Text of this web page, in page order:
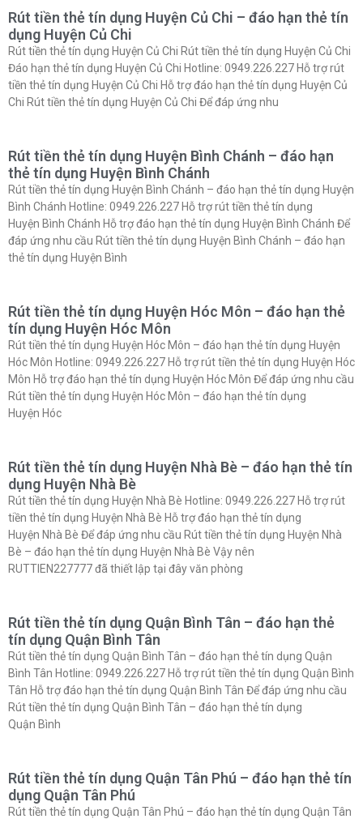
Rút tiền thẻ tín dụng Huyện Củ Chi – đáo hạn thẻ tín
dụng Huyện Củ Chi
Rút tiền thẻ tín dụng Huyện Củ Chi Rút tiền thẻ tín dụng Huyện Củ Chi
Đáo hạn thẻ tín dụng Huyện Củ Chi Hotline: 0949.226.227 Hỗ trợ rút
tiền thẻ tín dụng Huyện Củ Chi Hỗ trợ đáo hạn thẻ tín dụng Huyện Củ
Chi Rút tiền thẻ tín dụng Huyện Củ Chi Để đáp ứng nhu
Rút tiền thẻ tín dụng Huyện Bình Chánh – đáo hạn
thẻ tín dụng Huyện Bình Chánh
Rút tiền thẻ tín dụng Huyện Bình Chánh – đáo hạn thẻ tín dụng Huyện
Bình Chánh Hotline: 0949.226.227 Hỗ trợ rút tiền thẻ tín dụng
Huyện Bình Chánh Hỗ trợ đáo hạn thẻ tín dụng Huyện Bình Chánh Để
đáp ứng nhu cầu Rút tiền thẻ tín dụng Huyện Bình Chánh – đáo hạn
thẻ tín dụng Huyện Bình
Rút tiền thẻ tín dụng Huyện Hóc Môn – đáo hạn thẻ
tín dụng Huyện Hóc Môn
Rút tiền thẻ tín dụng Huyện Hóc Môn – đáo hạn thẻ tín dụng Huyện
Hóc Môn Hotline: 0949.226.227 Hỗ trợ rút tiền thẻ tín dụng Huyện Hóc
Môn Hỗ trợ đáo hạn thẻ tín dụng Huyện Hóc Môn Để đáp ứng nhu cầu
Rút tiền thẻ tín dụng Huyện Hóc Môn – đáo hạn thẻ tín dụng
Huyện Hóc
Rút tiền thẻ tín dụng Huyện Nhà Bè – đáo hạn thẻ tín
dụng Huyện Nhà Bè
Rút tiền thẻ tín dụng Huyện Nhà Bè Hotline: 0949.226.227 Hỗ trợ rút
tiền thẻ tín dụng Huyện Nhà Bè Hỗ trợ đáo hạn thẻ tín dụng
Huyện Nhà Bè Để đáp ứng nhu cầu Rút tiền thẻ tín dụng Huyện Nhà
Bè – đáo hạn thẻ tín dụng Huyện Nhà Bè Vậy nên
RUTTIEN227777 đã thiết lập tại đây văn phòng
Rút tiền thẻ tín dụng Quận Bình Tân – đáo hạn thẻ
tín dụng Quận Bình Tân
Rút tiền thẻ tín dụng Quận Bình Tân – đáo hạn thẻ tín dụng Quận
Bình Tân Hotline: 0949.226.227 Hỗ trợ rút tiền thẻ tín dụng Quận Bình
Tân Hỗ trợ đáo hạn thẻ tín dụng Quận Bình Tân Để đáp ứng nhu cầu
Rút tiền thẻ tín dụng Quận Bình Tân – đáo hạn thẻ tín dụng
Quận Bình
Rút tiền thẻ tín dụng Quận Tân Phú – đáo hạn thẻ tín
dụng Quận Tân Phú
Rút tiền thẻ tín dụng Quận Tân Phú – đáo hạn thẻ tín dụng Quận Tân